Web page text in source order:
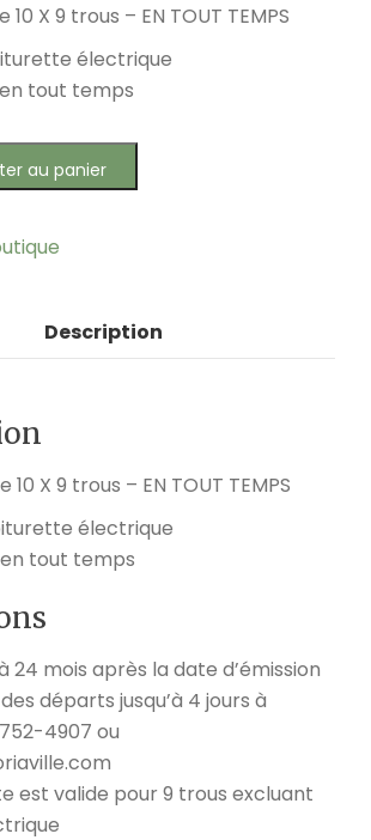
X 9 trous – EN TOUT TEMPS
électrique
tout temps
au panier
Description
X 9 trous – EN TOUT TEMPS
électrique
tout temps
24 mois après la date d’émission
départs jusqu’à 4 jours à
752-4907 ou
est valide pour 9 trous excluant